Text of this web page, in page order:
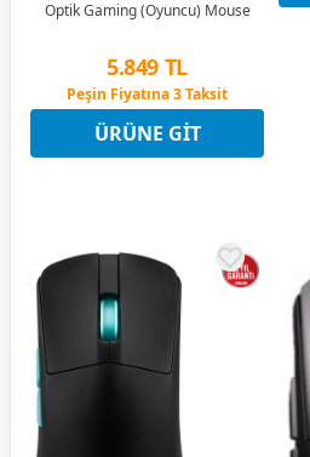
Optik Gaming (Oyuncu) Mouse
5.849 TL
Peşin Fiyatına 3 Taksit
12 Ay x 688 TL taksitle
Peşin Fiyatına 3 Taksit
ÜRÜNE GIT